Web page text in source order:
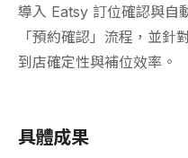
導入 Eatsy 訂位確認與自
「預約確認」流程，並針
到店確定性與補位效率。
具體成果